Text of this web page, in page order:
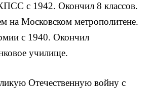
с 1942. Окончил 8 классов.
на Московском метрополитене.
с 1940. Окончил
училище.
Отечественную войну с